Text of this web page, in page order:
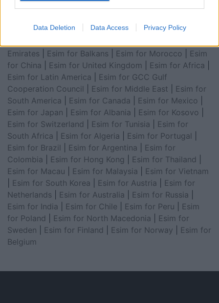
Data Deletion Data Access Privacy Policy
Esim for USA|Esim for Italy|Esim for Spain|Esim
for Asia|Esim for World Cup 2026 |Esim for Saudi
Emirates
Esim for Balkans Esim for Morocco
Esim
for China
Esim for United Kingdom Esim for Africa
Esim for Latin America
Esim for GCC Gulf
Cooperation Council
Esim for Middle East
Esim for
South America
Esim for Canada Esim for Mexico
Esim for Japan
Esim for Albania Esim for Kosovo
Esim for Switzerland
Esim for Tunisia
Esim for
South Africa
Esim for Algeria Esim for Portugal
Esim for Brazil
Esim for Argentina
Esim for
Colombia
Esim for Hong Kong Esim for Thailand
Esim for Macau
Esim for Malaysia
Esim for Vietnam
Esim for South Korea Esim for Austria
Esim for
Netherlands
Esim for Australia Esim for Russia
Esim for India
Esim for Chile Esim for Peru
Esim
for Poland
Esim for North Macedonia
Esim for
Sweden
Esim for Finland Esim for Norway
Esim for
Belgium